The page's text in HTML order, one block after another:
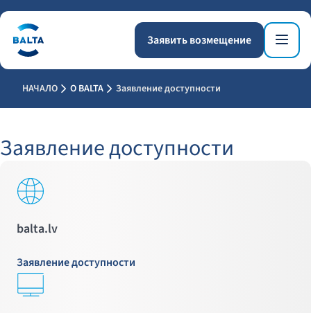
Заявить возмещение
НАЧАЛО О BALTA Заявление доступности
Заявление доступности
balta.lv
Заявление доступности